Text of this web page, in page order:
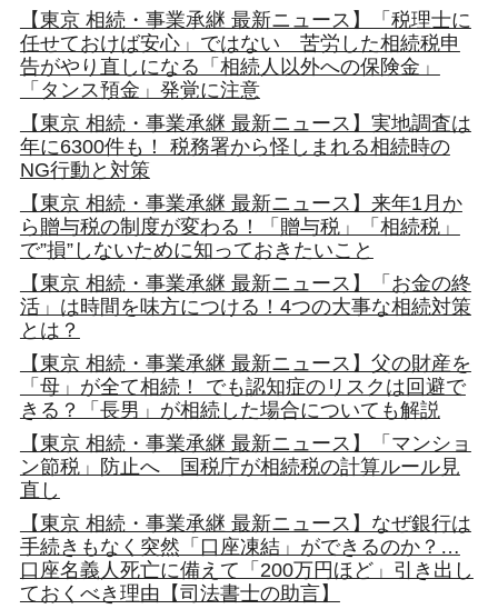
【東京 相続・事業承継 最新ニュース】「税理士に
任せておけば安心」ではない 苦労した相続税申
告がやり直しになる「相続人以外への保険金」
「タンス預金」発覚に注意
【東京 相続・事業承継 最新ニュース】実地調査は
年に6300件も！ 税務署から怪しまれる相続時の
NG行動と対策
【東京 相続・事業承継 最新ニュース】来年1月か
ら贈与税の制度が変わる！「贈与税」「相続税」
で”損”しないために知っておきたいこと
【東京 相続・事業承継 最新ニュース】「お金の終
活」は時間を味方につける！4つの大事な相続対策
とは？
【東京 相続・事業承継 最新ニュース】父の財産を
「母」が全て相続！ でも認知症のリスクは回避で
きる？「長男」が相続した場合についても解説
【東京 相続・事業承継 最新ニュース】「マンショ
ン節税」防止へ 国税庁が相続税の計算ルール見
直し
【東京 相続・事業承継 最新ニュース】なぜ銀行は
手続きもなく突然「口座凍結」ができるのか？…
口座名義人死亡に備えて「200万円ほど」引き出し
ておくべき理由【司法書士の助言】